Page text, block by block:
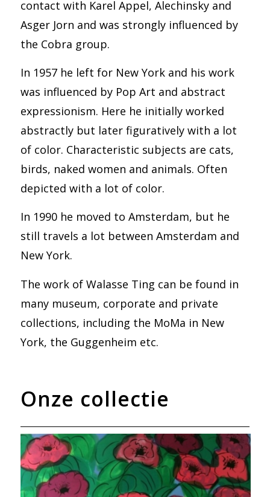
contact with Karel Appel, Alechinsky and
Asger Jorn and was strongly influenced by
the Cobra group.
In 1957 he left for New York and his work
was influenced by Pop Art and abstract
expressionism. Here he initially worked
abstractly but later figuratively with a lot
of color. Characteristic subjects are cats,
birds, naked women and animals. Often
depicted with a lot of color.
In 1990 he moved to Amsterdam, but he
still travels a lot between Amsterdam and
New York.
The work of Walasse Ting can be found in
many museum, corporate and private
collections, including the MoMa in New
York, the Guggenheim etc.
Onze collectie